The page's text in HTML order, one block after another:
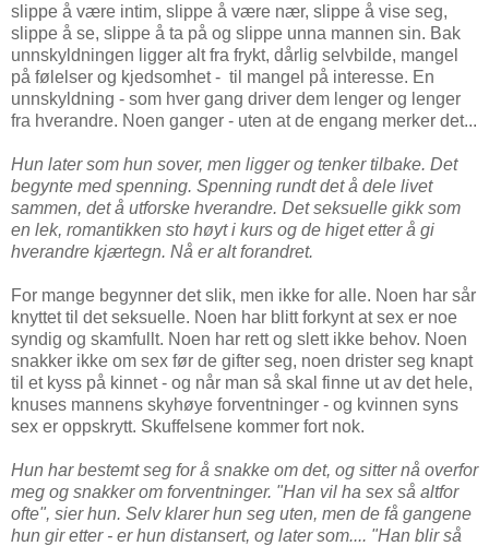
slippe å være intim, slippe å være nær, slippe å vise seg,
slippe å se, slippe å ta på og slippe unna mannen sin. Bak
unnskyldningen ligger alt fra frykt, dårlig selvbilde, mangel
på følelser og kjedsomhet - til mangel på interesse. En
unnskyldning - som hver gang driver dem lenger og lenger
fra hverandre. Noen ganger - uten at de engang merker det...
Hun later som hun sover, men ligger og tenker tilbake. Det
begynte med spenning. Spenning rundt det å dele livet
sammen, det å utforske hverandre. Det seksuelle gikk som
en lek, romantikken sto høyt i kurs og de higet etter å gi
hverandre kjærtegn. Nå er alt forandret.
For mange begynner det slik, men ikke for alle. Noen har sår
knyttet til det seksuelle. Noen har blitt forkynt at sex er noe
syndig og skamfullt. Noen har rett og slett ikke behov. Noen
snakker ikke om sex før de gifter seg, noen drister seg knapt
til et kyss på kinnet - og når man så skal finne ut av det hele,
knuses mannens skyhøye forventninger - og kvinnen syns
sex er oppskrytt. Skuffelsene kommer fort nok.
Hun har bestemt seg for å snakke om det, og sitter nå overfor
meg og snakker om forventninger. "Han vil ha sex så altfor
ofte", sier hun. Selv klarer hun seg uten, men de få gangene
hun gir etter - er hun distansert, og later som.... "Han blir så